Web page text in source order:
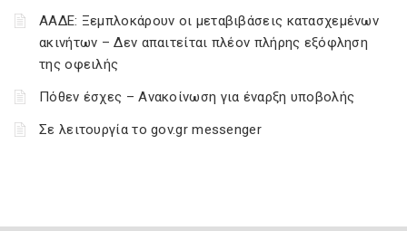
ΑΑΔΕ: Ξεμπλοκάρουν οι μεταβιβάσεις κατασχεμένων
ακινήτων – Δεν απαιτείται πλέον πλήρης εξόφληση
της οφειλής
Πόθεν έσχες – Ανακοίνωση για έναρξη υποβολής
Σε λειτουργία το gov.gr messenger